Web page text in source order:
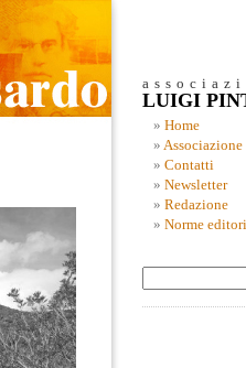
LUIGI
Home
Associazione
Contatti
Newsletter
Redazione
Norme